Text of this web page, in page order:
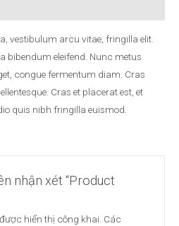
vestibulum arcu vitae, fringilla elit.
bibendum eleifend. Nunc metus
congue fermentum diam. Cras
Cras et placerat est, et
quis nibh fringilla euismod.
nhận xét “Product
hiển thị công khai. Các